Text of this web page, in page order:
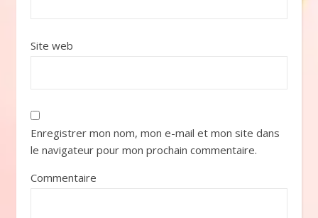
Site web
Enregistrer mon nom, mon e-mail et mon site dans
le navigateur pour mon prochain commentaire.
Commentaire